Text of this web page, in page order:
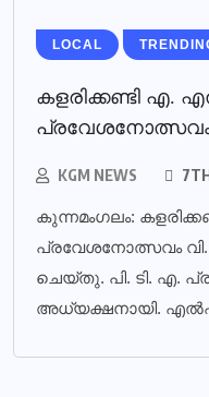
LOCAL
കളരിക്കണ്ടി എ.
KGM NEWS
കുന്നമംഗലം:
പ്രവേശനോത്സവം വി.
ചെയ്തു. പി. ടി. എ.
അധ്യക്ഷനായി.